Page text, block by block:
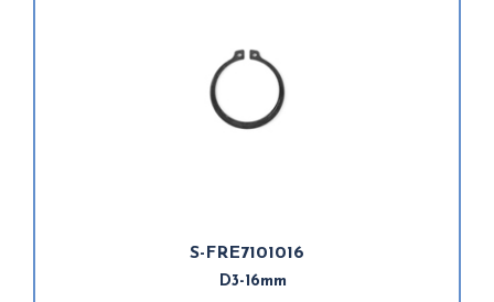
S-FRE7101016
D3-16mm